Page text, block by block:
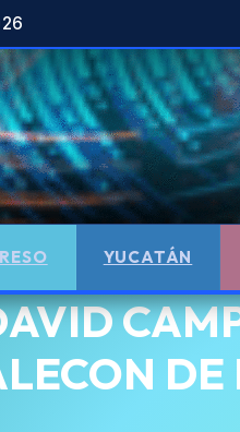
YUCATÁN
DE